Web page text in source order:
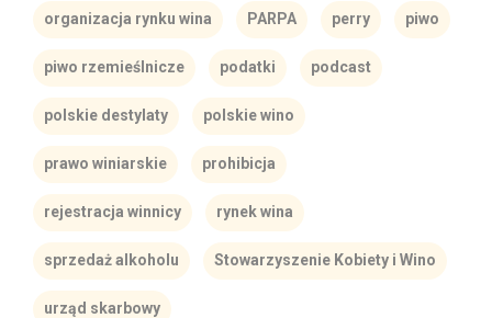
organizacja rynku wina PARPA perry piwo
piwo rzemieślnicze podatki podcast
polskie destylaty polskie wino
prawo winiarskie prohibicja
rejestracja winnicy rynek wina
sprzedaż alkoholu Stowarzyszenie Kobiety i Wino
urząd skarbowy